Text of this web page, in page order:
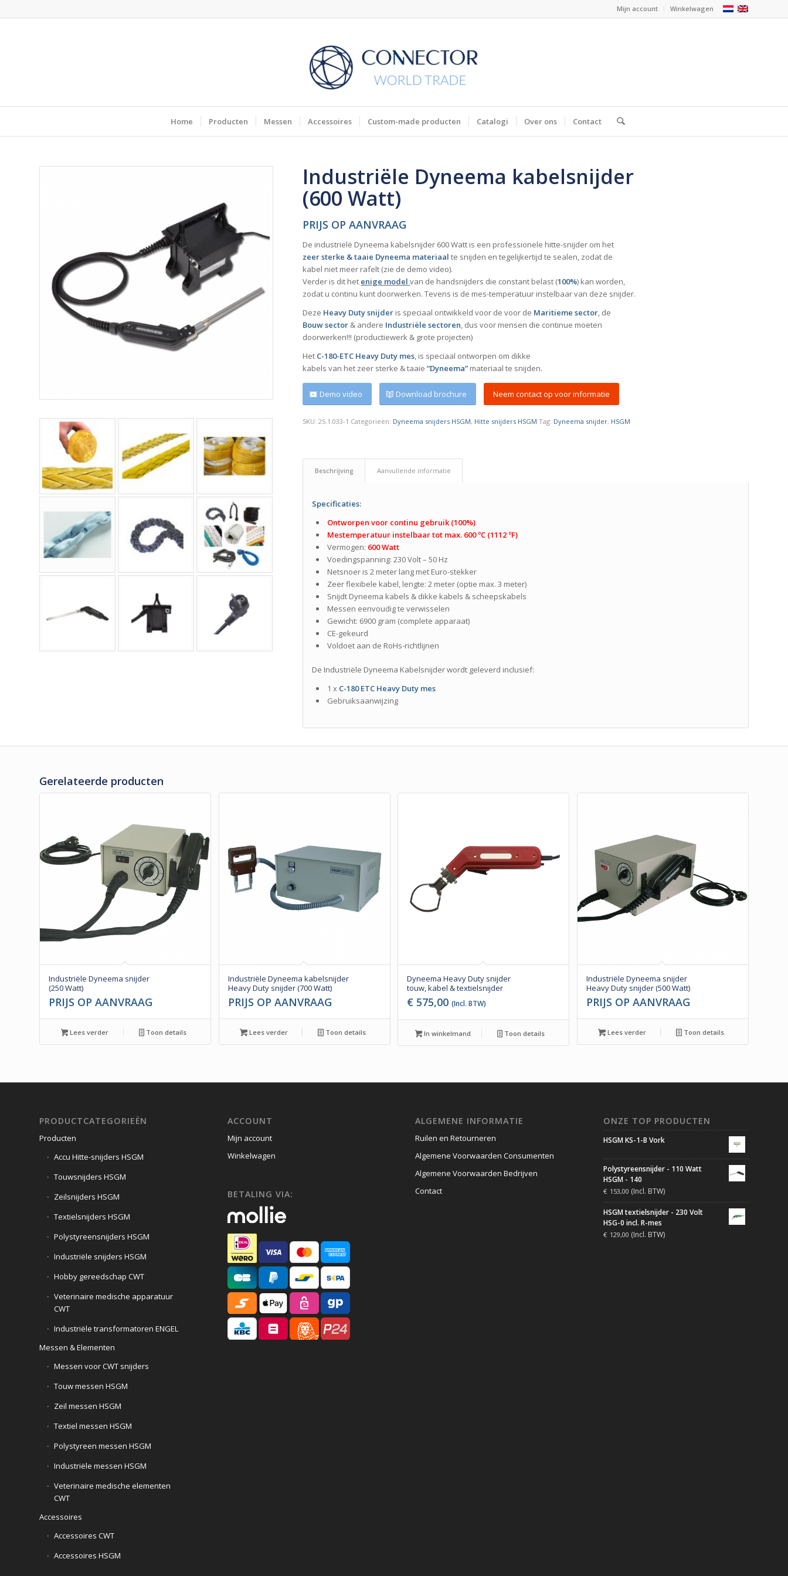
Mijn account Winkelwagen
Home Producten Messen Accessoires Custom-made producten Catalogi Over ons Contact
Industriële Dyneema kabelsnijder
(600 Watt)
PRIJS OP AANVRAAG
De industrielë Dyneema kabelsnijder 600 Watt is een professionele hitte-snijder om het
zeer sterke & taaie Dyneema materiaalte snijden en tegelijkertijd te sealen, zodat de
kabel niet meer rafelt (zie de demo video).
Verder is dit het enige modelvan de handsnijders die constant belast (100%) kan worden,
zodat u continu kunt doorwerken. Tevens is de mes-temperatuur instelbaar van deze snijder.
Deze Heavy Duty snijder is speciaal ontwikkeld voor de voor de Maritieme sector, de
Bouw sector & andere Industriële sectoren, dus voor mensen die continue moeten
doorwerken!!! (productiewerk & grote projecten)
Het C-180-ETC Heavy Duty mes, is speciaal ontworpen om dikke
kabels van het zeer sterke & taaie“Dyneema” materiaal te snijden.
Demo video Download brochure Neem contact op voor informatie
SKU:25.1.033-1 Categorieën: Dyneema snijders HSGM, Hitte snijders HSGM Tag: Dyneema snijder, HSGM
Beschrijving Aanvullende informatie
Specificaties:
Ontworpen voor continu gebruik (100%)
Mestemperatuur instelbaar tot max. 600 ºC (1112 ºF)
Vermogen: 600 Watt
Voedingspanning: 230 Volt – 50 Hz
Netsnoer is 2 meter lang met Euro-stekker
Zeer flexibele kabel, lengte: 2 meter (optie max. 3 meter)
Snijdt Dyneema kabels & dikke kabels & scheepskabels
Messen eenvoudig te verwisselen
Gewicht: 6900 gram (complete apparaat)
CE-gekeurd
Voldoet aan de RoHs-richtlijnen
De Industriële Dyneema Kabelsnijderwordt geleverd inclusief:
1 x C-180 ETC Heavy Duty mes
Gebruiksaanwijzing
Gerelateerde producten
Industriële Dyneema snijder
(250 Watt)
PRIJS OP AANVRAAG
Lees verder Toon details
Industriële Dyneema kabelsnijder
Heavy Duty snijder (700 Watt)
PRIJS OP AANVRAAG
Lees verder Toon details
Dyneema Heavy Duty snijder
touw, kabel & textielsnijder
€ 575,00 (Incl. BTW)
In winkelmand Toon details
Industriële Dyneema snijder
Heavy Duty snijder (500 Watt)
PRIJS OP AANVRAAG
Lees verder Toon details
PRODUCTCATEGORIEËN
Producten
Accu Hitte-snijders HSGM
Touwsnijders HSGM
Zeilsnijders HSGM
Textielsnijders HSGM
Polystyreensnijders HSGM
Industriële snijders HSGM
Hobby gereedschap CWT
Veterinaire medische apparatuur
CWT
Industriële transformatoren ENGEL
Messen & Elementen
Messen voor CWT snijders
Touw messen HSGM
Zeil messen HSGM
Textiel messen HSGM
Polystyreen messen HSGM
Industriële messen HSGM
Veterinaire medische elementen
CWT
Accessoires
Accessoires CWT
Accessoires HSGM
ACCOUNT
Mijn account
Winkelwagen
BETALING VIA:
ALGEMENE INFORMATIE
Ruilen en Retourneren
Algemene Voorwaarden Consumenten
Algemene Voorwaarden Bedrijven
Contact
ONZE TOP PRODUCTEN
HSGM KS-1-B Vork
Polystyreensnijder - 110 Watt
HSGM - 140
€ 153,00 (Incl. BTW)
HSGM textielsnijder - 230 Volt
HSG-0 incl. R-mes
€ 129,00 (Incl. BTW)